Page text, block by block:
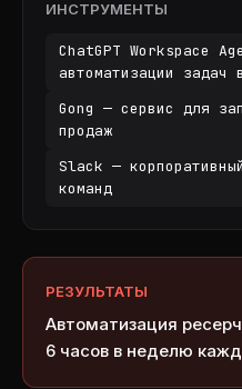
ИНСТРУМЕНТЫ
ChatGPT Workspace
автоматизации задач
Gong — сервис для
продаж
Slack —
команд
РЕЗУЛЬТАТЫ
Автоматизация
6 часов в неделю